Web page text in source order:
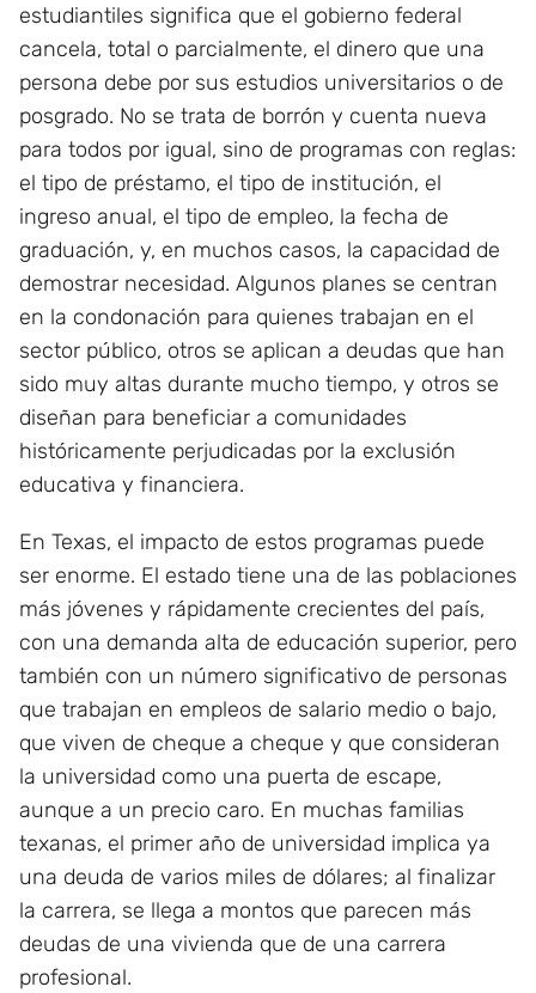
estudiantiles significa que el gobierno federal
cancela, total o parcialmente, el dinero que una
persona debe por sus estudios universitarios o de
posgrado. No se trata de borrón y cuenta nueva
para todos por igual, sino de programas con reglas:
el tipo de préstamo, el tipo de institución, el
ingreso anual, el tipo de empleo, la fecha de
graduación, y, en muchos casos, la capacidad de
demostrar necesidad. Algunos planes se centran
en la condonación para quienes trabajan en el
sector público, otros se aplican a deudas que han
sido muy altas durante mucho tiempo, y otros se
diseñan para beneficiar a comunidades
históricamente perjudicadas por la exclusión
educativa y financiera.
En Texas, el impacto de estos programas puede
ser enorme. El estado tiene una de las poblaciones
más jóvenes y rápidamente crecientes del país,
con una demanda alta de educación superior, pero
también con un número significativo de personas
que trabajan en empleos de salario medio o bajo,
que viven de cheque a cheque y que consideran
la universidad como una puerta de escape,
aunque a un precio caro. En muchas familias
texanas, el primer año de universidad implica ya
una deuda de varios miles de dólares; al finalizar
la carrera, se llega a montos que parecen más
deudas de una vivienda que de una carrera
profesional.